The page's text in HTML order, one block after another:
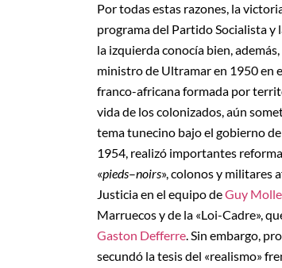
Por todas estas razones, la
programa del Partido Socialista y
la izquierda conocía bien,
ministro de Ultramar en 1950 en
franco-africana formada por
vida de los colonizados, aún
tema tunecino bajo el gobierno de
1954, realizó importantes
«pieds–noirs», colonos y militares
Justicia en el equipo deGuy
Marruecos y de la «Loi-Cadre»,
Gaston Defferre. Sin embargo,
secundó la tesis del «realismo»